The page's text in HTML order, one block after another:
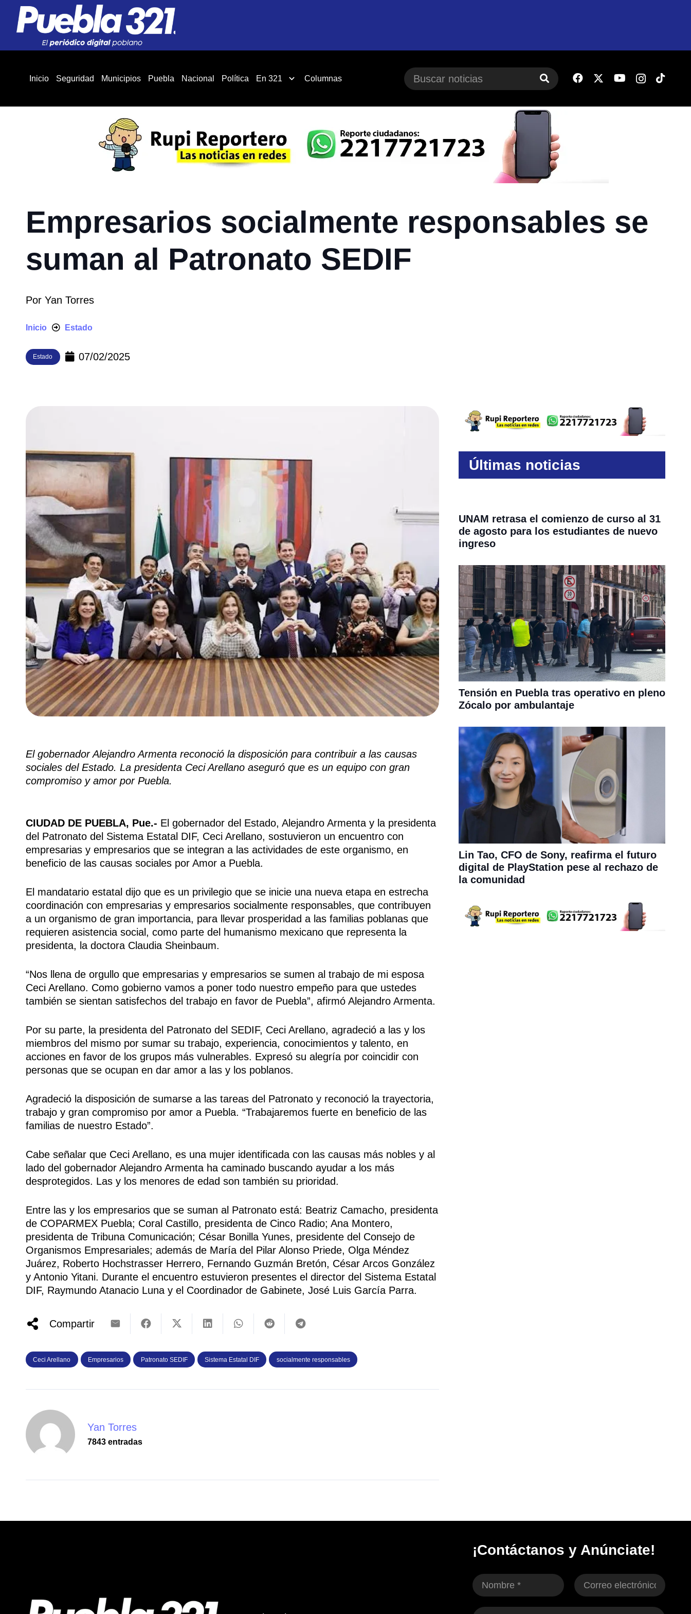
Inicio Seguridad Municipios Puebla Nacional Política En 321 Columnas
Empresarios socialmente responsables se
suman al Patronato SEDIF
Por Yan Torres
Inicio Estado
Estado 07/02/2025
El gobernador Alejandro Armenta reconoció la disposición para contribuir a las causas
sociales del Estado. La presidenta Ceci Arellano aseguró que es un equipo con gran
compromiso y amor por Puebla.
CIUDAD DE PUEBLA, Pue.- El gobernador del Estado, Alejandro Armenta y la presidenta
del Patronato del Sistema Estatal DIF, Ceci Arellano, sostuvieron un encuentro con
empresarias y empresarios que se integran a las actividades de este organismo, en
beneficio de las causas sociales por Amor a Puebla.
El mandatario estatal dijo que es un privilegio que se inicie una nueva etapa en estrecha
coordinación con empresarias y empresarios socialmente responsables, que contribuyen
a un organismo de gran importancia, para llevar prosperidad a las familias poblanas que
requieren asistencia social, como parte del humanismo mexicano que representa la
presidenta, la doctora Claudia Sheinbaum.
“Nos llena de orgullo que empresarias y empresarios se sumen al trabajo de mi esposa
Ceci Arellano. Como gobierno vamos a poner todo nuestro empeño para que ustedes
también se sientan satisfechos del trabajo en favor de Puebla”, afirmó Alejandro Armenta.
Por su parte, la presidenta del Patronato del SEDIF, Ceci Arellano, agradeció a las y los
miembros del mismo por sumar su trabajo, experiencia, conocimientos y talento, en
acciones en favor de los grupos más vulnerables. Expresó su alegría por coincidir con
personas que se ocupan en dar amor a las y los poblanos.
Agradeció la disposición de sumarse a las tareas del Patronato y reconoció la trayectoria,
trabajo y gran compromiso por amor a Puebla. “Trabajaremos fuerte en beneficio de las
familias de nuestro Estado”.
Cabe señalar que Ceci Arellano, es una mujer identificada con las causas más nobles y al
lado del gobernador Alejandro Armenta ha caminado buscando ayudar a los más
desprotegidos. Las y los menores de edad son también su prioridad.
Entre las y los empresarios que se suman al Patronato está: Beatriz Camacho, presidenta
de COPARMEX Puebla; Coral Castillo, presidenta de Cinco Radio; Ana Montero,
presidenta de Tribuna Comunicación; César Bonilla Yunes, presidente del Consejo de
Organismos Empresariales; además de María del Pilar Alonso Priede, Olga Méndez
Juárez, Roberto Hochstrasser Herrero, Fernando Guzmán Bretón, César Arcos González
y Antonio Yitani. Durante el encuentro estuvieron presentes el director del Sistema Estatal
DIF, Raymundo Atanacio Luna y el Coordinador de Gabinete, José Luis García Parra.
Compartir
Ceci Arellano Empresarios Patronato SEDIF Sistema Estatal DIF socialmente responsables
Yan Torres
7843 entradas
Últimas noticias
UNAM retrasa el comienzo de curso al 31
de agosto para los estudiantes de nuevo
ingreso
Tensión en Puebla tras operativo en pleno
Zócalo por ambulantaje
Lin Tao, CFO de Sony, reafirma el futuro
digital de PlayStation pese al rechazo de
la comunidad
¡Contáctanos y Anúnciate!